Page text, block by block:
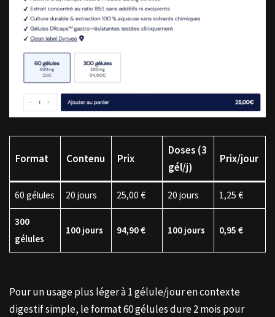
Format Contenu Prix
Doses (3
gél/j)
Prix/jour
60 gélules 20 jours 25,00 € 20 jours 1,25 €
300
gélules
100 jours 94,90 € 100 jours 0,95 €
Pour un usage plus léger à 1 gélule/jour en contexte
digestif simple, le format 60 gélules dure 2 mois pour